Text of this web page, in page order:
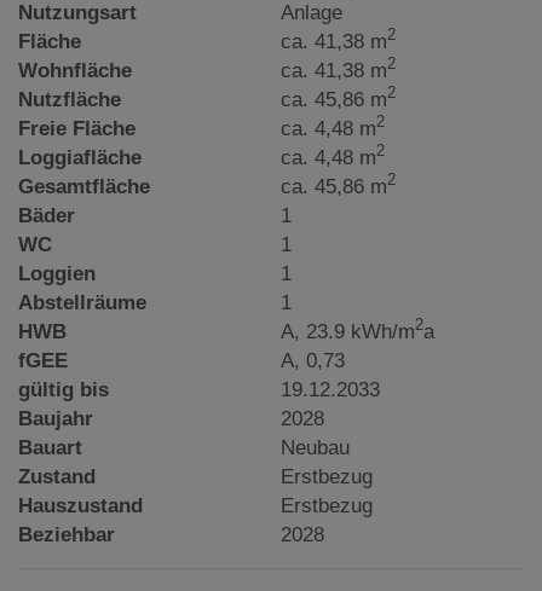
Nutzungsart
Anlage
Fläche
ca. 41,38 m2
Wohnfläche ca. 41,38 m2
Nutzfläche ca. 45,86 m2
Freie Fläche ca. 4,48 m2
Loggiafläche ca. 4,48 m2
Gesamtfläche ca. 45,86 m2
Bäder
1
WC
1
Loggien
1
Abstellräume
1
HWB
A, 23.9 kWh/m2a
fGEE
A, 0,73
gültig bis
19.12.2033
Baujahr
2028
Bauart
Neubau
Zustand
Erstbezug
Hauszustand
Erstbezug
Beziehbar
2028